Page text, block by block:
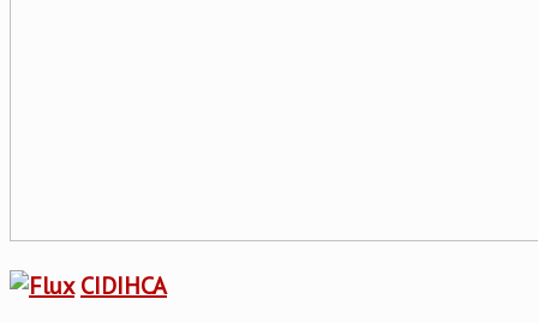
CIDIHCA